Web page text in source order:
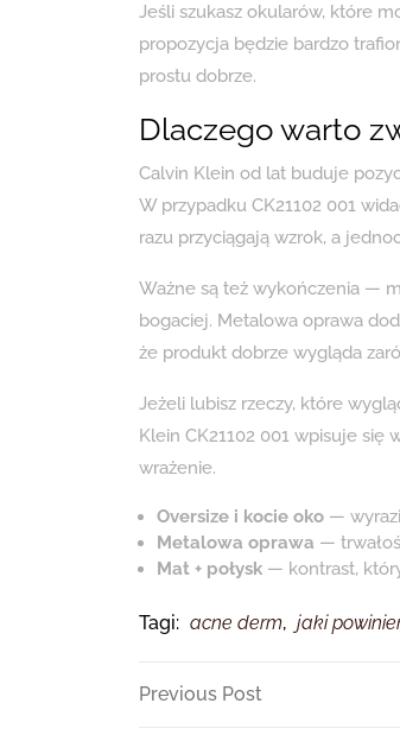
Jeśli szukasz okularów, które
propozycja będzie bardzo
prostu dobrze.
Dlaczego warto
Calvin Klein od lat buduje
W przypadku CK21102 001
razu przyciągają wzrok, a
Ważne są też wykończenia —
bogaciej. Metalowa oprawa
że produkt dobrze wygląda
Jeżeli lubisz rzeczy, które
Klein CK21102 001 wpisuje
wrażenie.
Oversize i kocie oko —
Metalowa oprawa —
Mat + połysk — kontrast,
Tagi: acne derm, jaki
Nawigacja
Previous
Previous Post